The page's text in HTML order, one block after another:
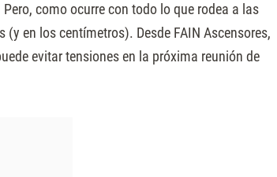
Pero, como ocurre con todo lo que rodea a las
en los centímetros). Desde FAIN Ascensores,
evitar tensiones en la próxima reunión de